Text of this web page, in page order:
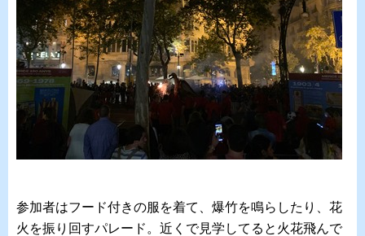
参加者はフード付きの服を着て、爆竹を鳴らしたり、花
火を振り回すパレード。近くで見学してると火花飛んで